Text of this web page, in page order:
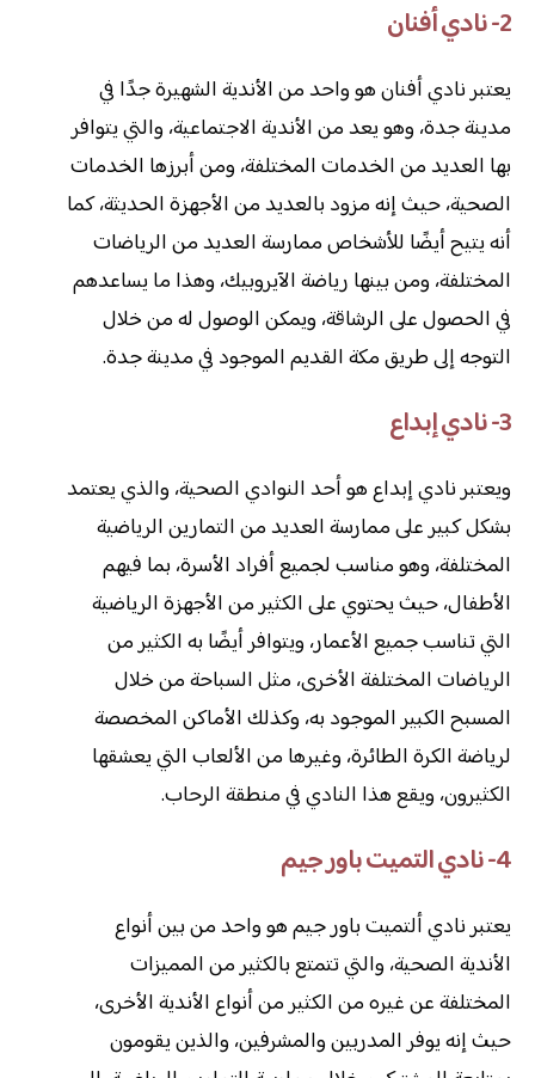
2- نادي أفنان
يعتبر نادي أفنان هو واحد من الأندية الشهيرة جدًا في
مدينة جدة، وهو يعد من الأندية الاجتماعية، والتي يتوافر
بها العديد من الخدمات المختلفة، ومن أبرزها الخدمات
الصحية، حيث إنه مزود بالعديد من الأجهزة الحديثة، كما
أنه يتيح أيضًا للأشخاص ممارسة العديد من الرياضات
المختلفة، ومن بينها رياضة الآيروبيك، وهذا ما يساعدهم
في الحصول على الرشاقة، ويمكن الوصول له من خلال
التوجه إلى طريق مكة القديم الموجود في مدينة جدة.
3- نادي إبداع
ويعتبر نادي إبداع هو أحد النوادي الصحية، والذي يعتمد
بشكل كبير على ممارسة العديد من التمارين الرياضية
المختلفة، وهو مناسب لجميع أفراد الأسرة، بما فيهم
الأطفال، حيث يحتوي على الكثير من الأجهزة الرياضية
التي تناسب جميع الأعمار، ويتوافر أيضًا به الكثير من
الرياضات المختلفة الأخرى، مثل السباحة من خلال
المسبح الكبير الموجود به، وكذلك الأماكن المخصصة
لرياضة الكرة الطائرة، وغيرها من الألعاب التي يعشقها
الكثيرون، ويقع هذا النادي في منطقة الرحاب.
4- نادي التميت باور جيم
يعتبر نادي ألتميت باور جيم هو واحد من بين أنواع
الأندية الصحية، والتي تتمتع بالكثير من المميزات
المختلفة عن غيره من الكثير من أنواع الأندية الأخرى،
حيث إنه يوفر المدربين والمشرفين، والذين يقومون